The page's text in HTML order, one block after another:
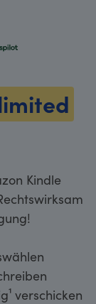
Kindle
verschicken